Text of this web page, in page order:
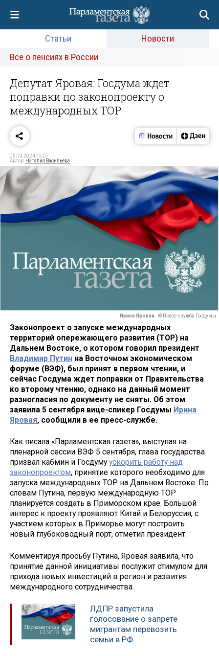
Статьи
Новости
Все о пенсиях в России
Депутат Яровая: Госдума ждет
поправки по законопроекту о
международных ТОР
05.09.2024 15:07
Автор: Наталия Васильева
Ирина Яровая. © Пресс-служба Госдумы
Законопроект о запуске международных
территорий опережающего развития (ТОР) на
Дальнем Востоке, о котором говорил президент
Владимир Путин на Восточном экономическом
форуме (ВЭФ), был принят в первом чтении, и
сейчас Госдума ждет поправки от Правительства
ко второму чтению, однако на данный момент
разногласия по документу не сняты. Об этом
заявила 5 сентября вице-спикер Госдумы Ирина
Яровая, сообщили в ее пресс-службе.
Как писала «Парламентская газета», выступая на
пленарной сессии ВЭФ 5 сентября, глава государства
призвал кабмин и Госдумуускорить работу над
законопроектом, принятие которого необходимо для
запуска международных ТОР на Дальнем Востоке. По
словам Путина, первую международную ТОР
планируется создать в Приморском крае. Большой
интерес к проекту проявляют Китай и Белоруссия, с
участием которых в Приморье могут построить
новый глубоководный порт, отметил президент.
Комментируя просьбу Путина, Яровая заявила, что
принятие данной инициативы послужит стимулом для
прихода новых инвестиций в регион и развития
международного сотрудничества.
ЛДПР запустила
голосование о запрете
мигрантам перевозить
семьи в РФ